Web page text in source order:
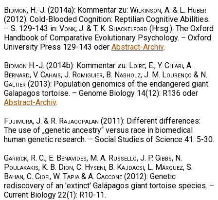
Bidmon, H.-J. (2014a): Kommentar zu: Wilkinson, A. & L. Huber
(2012): Cold-Blooded Cognition: Reptilian Cognitive Abilities.
– S. 129-143 in: Vonk, J. & T. K. Shackelford (Hrsg.): The Oxford
Handbook of Comparative Evolutionary Psychology. – Oxford
University Press 129-143 oder Abstract-Archiv.
Bidmon H.-J. (2014b): Kommentar zu: Loire, E., Y. Chiari, A.
Bernard, V. Cahais, J. Romiguier, B. Nabholz, J. M. Lourenço & N.
Galtier (2013): Population genomics of the endangered giant
Galapagos tortoise. – Genome Biology 14(12): R136 oder
Abstract-Archiv.
Fujimura, J. & R. Rajagopalan (2011): Different differences:
The use of „genetic ancestry“ versus race in biomedical
human genetic research. – Social Studies of Science 41: 5-30.
Garrick, R. C., E. Benavides, M. A. Russello, J. P. Gibbs, N.
Poulakakis, K. B. Dion, C. Hyseni, B. Kajdacsi, L. Márquez, S.
Bahan, C. Ciofi, W. Tapia & A. Caccone (2012): Genetic
rediscovery of an 'extinct' Galápagos giant tortoise species. –
Current Biology 22(1): R10-11.